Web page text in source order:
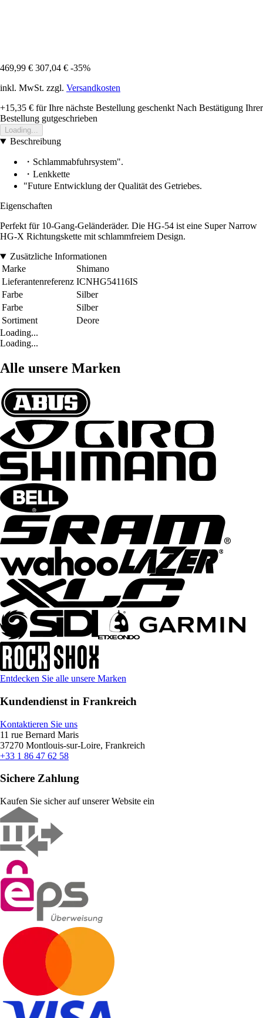
469,99 € 307,04 € -35%
inkl. MwSt. zzgl. Versandkosten
+15,35 € für Ihre nächste Bestellung geschenkt Nach Bestätigung Ihrer
Bestellung gutgeschrieben
Loading...
Beschreibung
・Schlammabfuhrsystem".
・Lenkkette
"Future Entwicklung der Qualität des Getriebes.
Eigenschaften
Perfekt für 10-Gang-Geländeräder. Die HG-54 ist eine Super Narrow
HG-X Richtungskette mit schlammfreiem Design.
Zusätzliche Informationen
Marke
Shimano
Lieferantenreferenz ICNHG54116IS
Farbe
Silber
Farbe
Silber
Sortiment
Deore
Loading...
Loading...
Alle unsere Marken
Entdecken Sie alle unsere Marken
Kundendienst in Frankreich
Kontaktieren Sie uns
11 rue Bernard Maris
37270 Montlouis-sur-Loire, Frankreich
+33 1 86 47 62 58
Sichere Zahlung
Kaufen Sie sicher auf unserer Website ein